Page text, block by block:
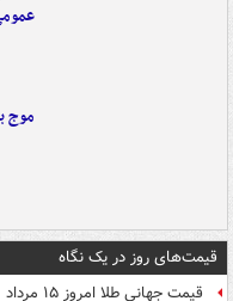
موج
قیمت‌های روز در یک نگاه
قیمت جهانی طلا امروز ۱۵ مرداد